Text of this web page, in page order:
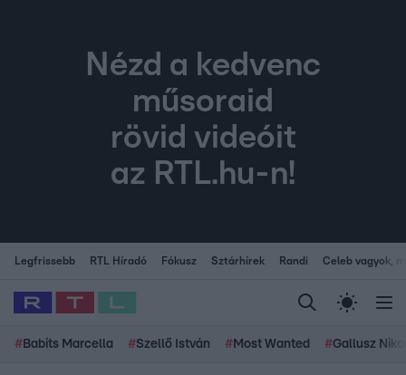
Nézd a kedvenc
műsoraid
rövid videóit
az RTL.hu-n!
Legfrissebb RTL Híradó Fókusz Sztárhírek Randi Celeb vagyok,
# Babits Marcella #Szellő István # Most Wanted #Gallusz